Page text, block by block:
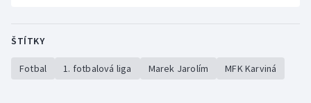
Ostatní
ŠTÍTKY
Fotbal 1. fotbalová liga Marek Jarolím MFK Karviná